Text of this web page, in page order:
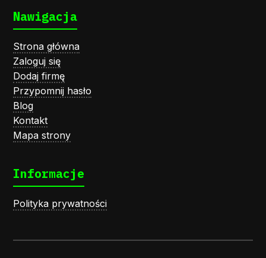
Nawigacja
Strona główna
Zaloguj się
Dodaj firmę
Przypomnij hasło
Blog
Kontakt
Mapa strony
Informacje
Polityka prywatności